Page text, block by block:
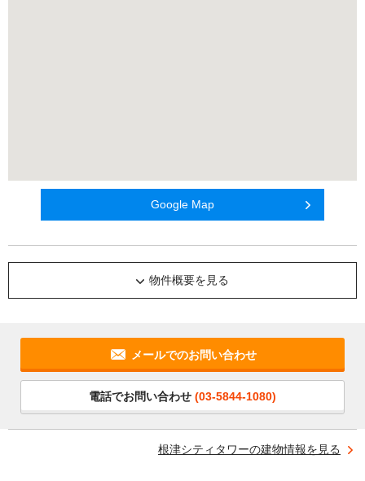
Google Map
物件概要を見る
メールでのお問い合わせ
電話でお問い合わせ (03-5844-1080)
根津シティタワーの建物情報を見る